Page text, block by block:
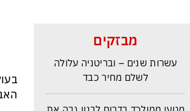
מבזקים
נכנס לעידן המסוכן ביותר זה
עשרות שנים – ובריטניה עלולה
לשלם מחיר כבד
מטען ממולכד בדרום לבנון גבה את